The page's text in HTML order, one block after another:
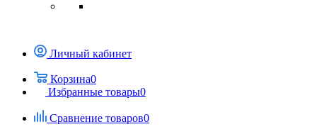
Корзина0